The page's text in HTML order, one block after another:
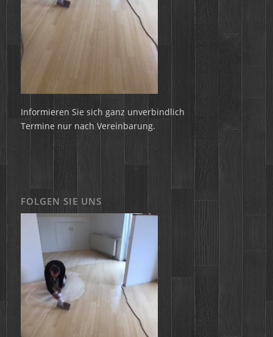
Informieren Sie sich ganz unverbindlich
Termine nur nach Vereinbarung.
FOLGEN SIE UNS